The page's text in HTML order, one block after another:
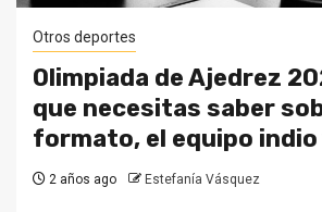
Otros deportes
Olimpiada de Ajedrez
que necesitas saber
formato, el equipo indio
2 años ago Estefanía Vásquez